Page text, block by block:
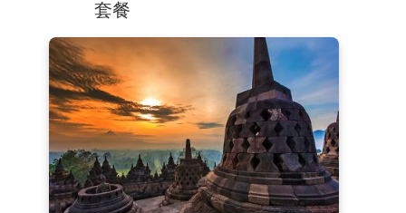
的腳踏車（Odong-odong）已成為日惹夜晚的獨特標誌。無
享受悠閒而又夢幻的夜晚旅程！
馬利歐波羅街是一條商業化的街，安排參觀最熱鬧的日惹有
名的Malioboro市集，尤其小工藝品攤子，販賣許多當地的
食物和手信品，也有許多遊客趨之若騖的蠟染藝術品，是所
有觀光客必造訪的街道。彩燈腳踏車搭配周邊的夜景與街頭
音樂表演，整個氛圍宛如一場浪漫交響曲，為您的旅行注入
滿滿的回憶。
套餐